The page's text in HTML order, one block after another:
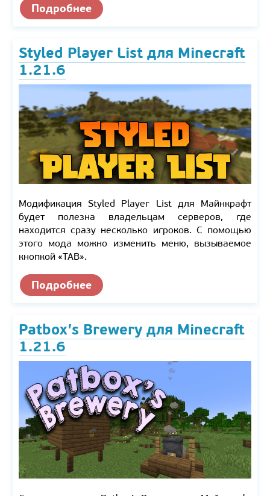
Подробнее
Styled Player List для Minecraft
1.21.6
Модификация Styled Player List для Майнкрафт
будет полезна владельцам серверов, где
находится сразу несколько игроков. С помощью
этого мода можно изменить меню, вызываемое
кнопкой «TAB».
Подробнее
Patbox’s Brewery для Minecraft
1.21.6